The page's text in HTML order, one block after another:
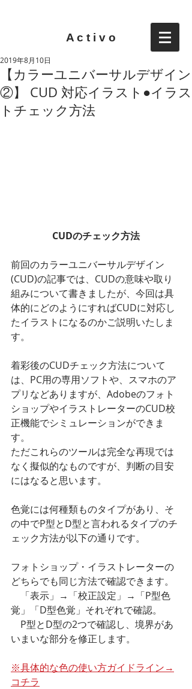
A c t i v o
【カラーユニバーサルデザイン
②】 CUD 対応イラスト●イラス
トチェック方法
2019年8月10日
CUDのチェック方法
前回のカラーユニバーサルデザイン
(CUD)の記事では、CUDの意味や取り
組みについて書きましたが、今回は具
体的にどのようにすればCUDに対応し
たイラストになるのかご説明いたしま
す。
着彩後のCUDチェック方法について
は、PC用の専用ソフトや、スマホのア
プリなどありますが、Adobeのフォト
ショップやイラストレーターのCUD校
正機能でシミュレーションができま
す。
ただこれらのツールは完全な再現では
なく擬似的なものですが、判断の目安
にはなると思います。
色覚には何種類ものタイプがあり、そ
の中でP型とD型と言われるタイプのチ
ェック方法が以下の通りです。
フォトショップ・イラストレーターの
どちらでも同じ方法で確認できます。
覚」「D型色覚」それぞれで確認。
いまいな部分を修正します。
※具体的な色の使い方ガイドライン→
コチラ